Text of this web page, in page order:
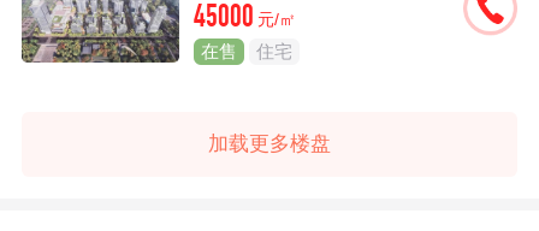
45000 元/㎡
在售 住宅
加载更多楼盘